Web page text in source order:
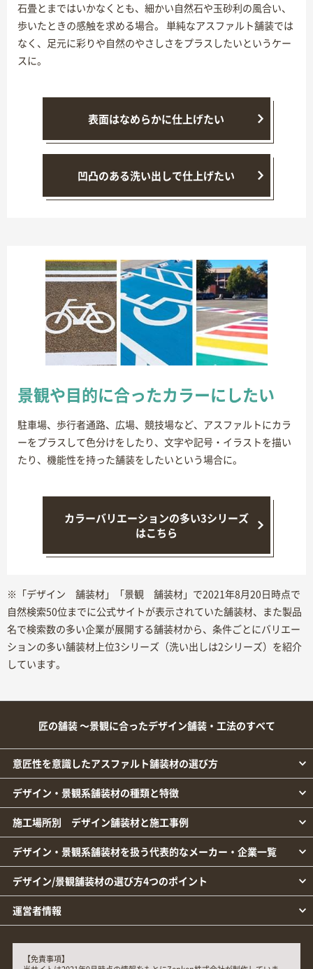
石畳とまではいかなくとも、細かい自然石や玉砂利の風合い、
歩いたときの感触を求める場合。 単純なアスファルト舗装では
なく、足元に彩りや自然のやさしさをプラスしたいというケー
スに。
表面はなめらかに仕上げたい
凹凸のある洗い出しで仕上げたい
景観や目的に合ったカラーにしたい
駐車場、歩行者通路、広場、競技場など、アスファルトにカラ
ーをプラスして色分けをしたり、文字や記号・イラストを描い
たり、機能性を持った舗装をしたいという場合に。
カラーバリエーションの多い3シリーズ
はこちら
※「デザイン 舗装材」「景観 舗装材」で2021年8月20日時点で
自然検索50位までに公式サイトが表示されていた舗装材、また製品
名で検索数の多い企業が展開する舗装材から、条件ごとにバリエー
ションの多い舗装材上位3シリーズ（洗い出しは2シリーズ）を紹介
しています。
匠の舗装 ～景観に合ったデザイン舗装・工法のすべて
意匠性を意識したアスファルト舗装材の選び方
デザイン・景観系舗装材の種類と特徴
施工場所別 デザイン舗装材と施工事例
デザイン・景観系舗装材を扱う代表的なメーカー・企業一覧
デザイン/景観舗装材の選び方4つのポイント
運営者情報
【免責事項】